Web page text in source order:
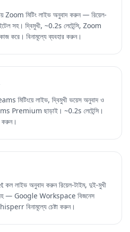
মিটিং লাইভ অনুবাদ করুন — রিয়েল-
সহ। দ্বিমুখী, ~0.2s লেটেন্সি, Zoom
করে। বিনামূল্যে ব্যবহার করুন।
মিটিংয়ে লাইভ, দ্বিমুখী ভয়েস অনুবাদ ও
Premium ছাড়াই। ~0.2s লেটেন্সি।
করুন।
লাইভ অনুবাদ করুন রিয়েল-টাইম, দুই-মুখী
সহ — Google Workspace বিজনেস
বিনামূল্যে চেষ্টা করুন।